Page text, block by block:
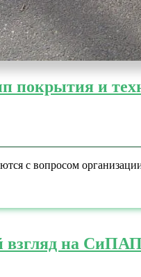
покрытия и
с вопросом
взгляд на